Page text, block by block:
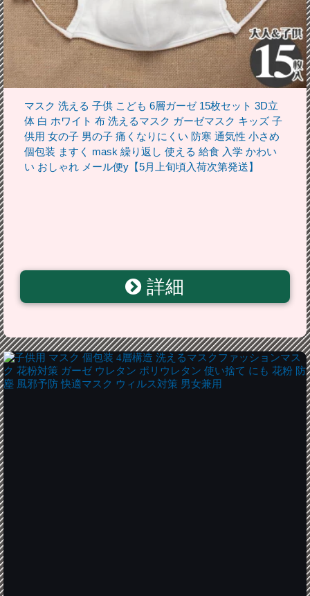
マスク 洗える 子供 こども 6層ガーゼ 15枚セット 3D立
体 白 ホワイト 布 洗えるマスク ガーゼマスク キッズ 子
供用 女の子 男の子 痛くなりにくい 防寒 通気性 小さめ
個包装 ますく mask 繰り返し 使える 給食 入学 かわい
い おしゃれ メール便y【5月上旬頃入荷次第発送】
詳細